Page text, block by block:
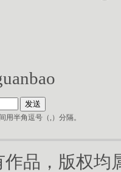
用半角逗号（,）分隔。
作品，版权